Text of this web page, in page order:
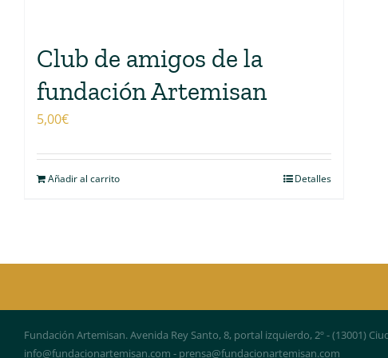
Club de amigos de la
fundación Artemisan
5,00€
Añadir al carrito Detalles
Fundación Artemisan. Avenida Rey Santo, 8, portal izquierdo, 2º - (13001)
info@fundacionartemisan.com - prensa@fundacionartemisan.com